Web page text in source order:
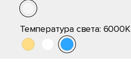
Температура света: 6000K